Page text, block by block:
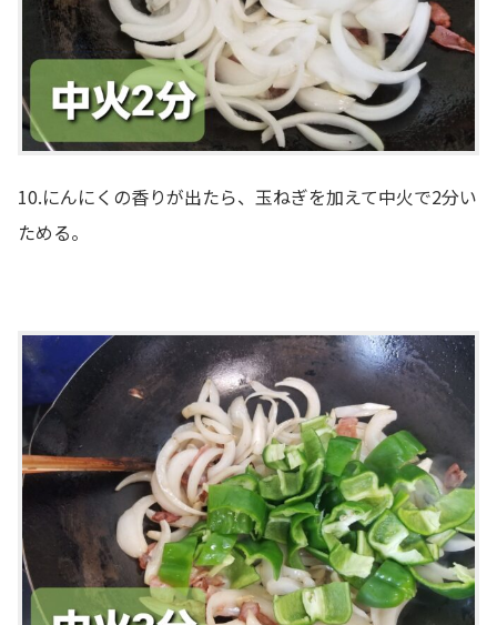
10.にんにくの香りが出たら、玉ねぎを加えて中火で2分い
ためる。